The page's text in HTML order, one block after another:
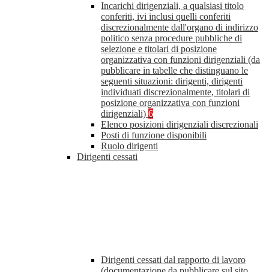
Incarichi dirigenziali, a qualsiasi titolo
conferiti, ivi inclusi quelli conferiti
discrezionalmente dall'organo di indirizzo
politico senza procedure pubbliche di
selezione e titolari di posizione
organizzativa con funzioni dirigenziali (da
pubblicare in tabelle che distinguano le
seguenti situazioni: dirigenti, dirigenti
individuati discrezionalmente, titolari di
posizione organizzativa con funzioni
dirigenziali) 6
Elenco posizioni dirigenziali discrezionali
Posti di funzione disponibili
Ruolo dirigenti
Dirigenti cessati
Dirigenti cessati dal rapporto di lavoro